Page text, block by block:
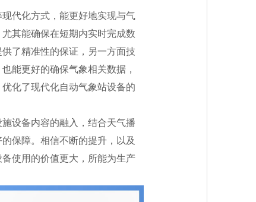
代化方式，能更好地实现与气
其能确保在短期内实时完成数
了精准性的保证，另一方面技
能更好的确保气象相关数据，
化了现代化自动气象站设备的
设备内容的融入，结合天气播
保障。相信不断的提升，以及
使用的价值更大，所能为生产